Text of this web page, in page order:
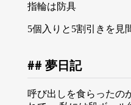
指輪は防具
5個入りと5割引きを見
夢日記
呼び出しを食らったの